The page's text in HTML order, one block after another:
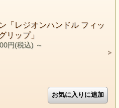
「レジオンハンドル フィッ
リップ」
円(税込) ～